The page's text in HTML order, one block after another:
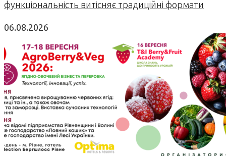
функціональність витісняє традиційні формати
06.08.2026